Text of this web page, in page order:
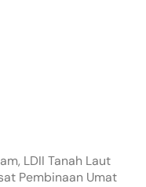
LDII Tanah Laut
Pembinaan Umat